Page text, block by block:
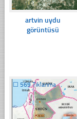
artvin uydu
görüntüsü
☐ 569 Tıklanma